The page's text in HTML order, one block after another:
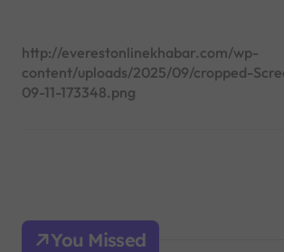
http://everestonlinekhabar.com/wp-
content/uploads/2025/09/cropped-
09-11-173348.png
You Missed